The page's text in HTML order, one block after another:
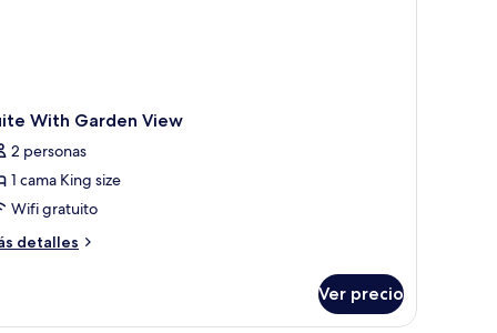
With Garden View
2 personas
1 cama King size
Wifi gratuito
detalles
Ver precio